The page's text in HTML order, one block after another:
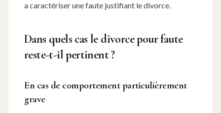
a caractériser une faute justifiant le divorce.
Dans quels cas le divorce pour faute
reste-t-il pertinent ?
En cas de comportement particulièrement
grave